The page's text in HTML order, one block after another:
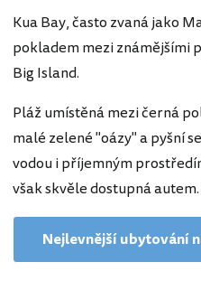
Kua Bay, často zvaná jako
pokladem mezi známějšími
Big Island.
Pláž umístěná mezi černá
malé zelené "oázy" a pyšní
vodou i příjemným
však skvěle dostupná autem.
Nejlevnější ubytování